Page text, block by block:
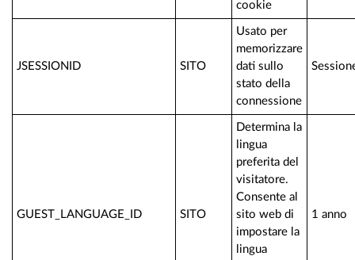
cookie
JSESSIONID SITO
Usato per
memorizzare
dati sullo
stato della
connessione
GUEST_LANGUAGE_ID SITO
Determina la
lingua
preferita del
visitatore.
Consente al
sito web di
impostare la
lingua
1 anno